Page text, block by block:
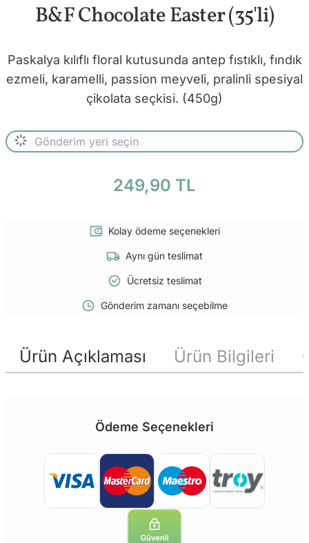
B&F Chocolate Easter (35'li)
Paskalya kılıflı floral kutusunda antep fıstıklı, fındık
ezmeli, karamelli, passion meyveli, pralinli spesiyal
çikolata seçkisi. (450g)
249,90 TL
Kolay ödeme seçenekleri
Aynı gün teslimat
Ücretsiz teslimat
Gönderim zamanı seçebilme
Ürün Açıklaması Ürün Bilgileri
Ödeme Seçenekleri